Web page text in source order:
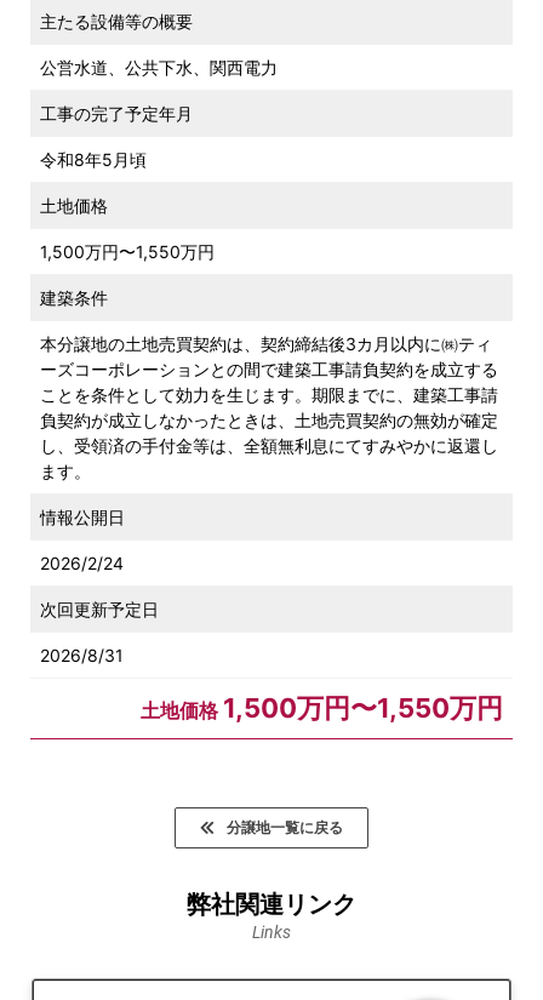
主たる設備等の概要
公営水道、公共下水、関西電力
工事の完了予定年月
令和8年5月頃
土地価格
1,500万円〜1,550万円
建築条件
本分譲地の土地売買契約は、契約締結後3カ月以内に㈱ティ
ーズコーポレーションとの間で建築工事請負契約を成立する
ことを条件として効力を生じます。期限までに、建築工事請
負契約が成立しなかったときは、土地売買契約の無効が確定
し、受領済の手付金等は、全額無利息にてすみやかに返還し
ます。
情報公開日
2026/2/24
次回更新予定日
2026/8/31
土地価格 1,500万円〜1,550万円
分譲地一覧に戻る
弊社関連リンク
Links